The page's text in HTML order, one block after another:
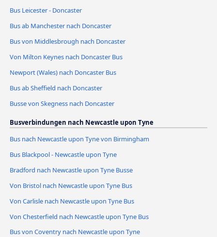
Bus Leicester - Doncaster
Bus ab Manchester nach Doncaster
Bus von Middlesbrough nach Doncaster
Von Milton Keynes nach Doncaster Bus
Newport (Wales) nach Doncaster Bus
Bus ab Sheffield nach Doncaster
Busse von Skegness nach Doncaster
Busverbindungen nach Newcastle upon Tyne
Bus nach Newcastle upon Tyne von Birmingham
Bus Blackpool - Newcastle upon Tyne
Bradford nach Newcastle upon Tyne Busse
Von Bristol nach Newcastle upon Tyne Bus
Von Carlisle nach Newcastle upon Tyne Bus
Von Chesterfield nach Newcastle upon Tyne Bus
Bus von Coventry nach Newcastle upon Tyne